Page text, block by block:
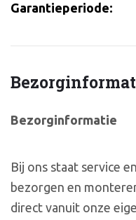
Garantieperiode:
Bezorginformatie
Bij ons staat service
bezorgen en
direct vanuit onze